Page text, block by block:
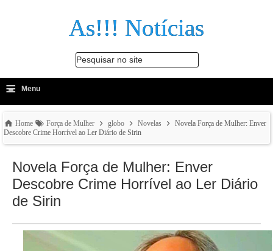
As!!! Notícias
Pesquisar no site
-
≡ Menu
Home Força de Mulher globo Novelas
Novela Força de Mulher: Enver
Descobre Crime Horrível ao Ler Diário de Sirin
Novela Força de Mulher: Enver
Descobre Crime Horrível ao Ler Diário
de Sirin